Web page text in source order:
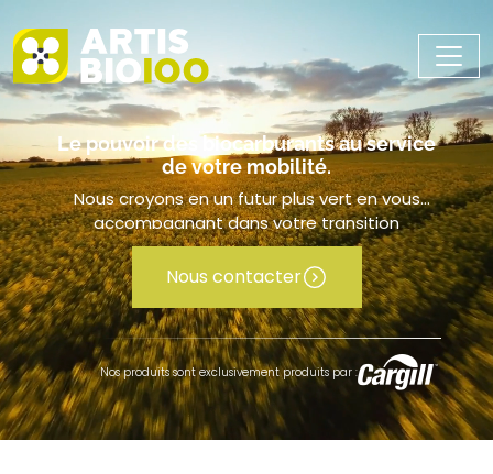
Le pouvoir des biocarburants au service
de votre mobilité.
Nous croyons en un futur plus vert en vous
accompagnant dans votre transition
énergétique.
Nous contacter
Nos produits sont exclusivement produits par :